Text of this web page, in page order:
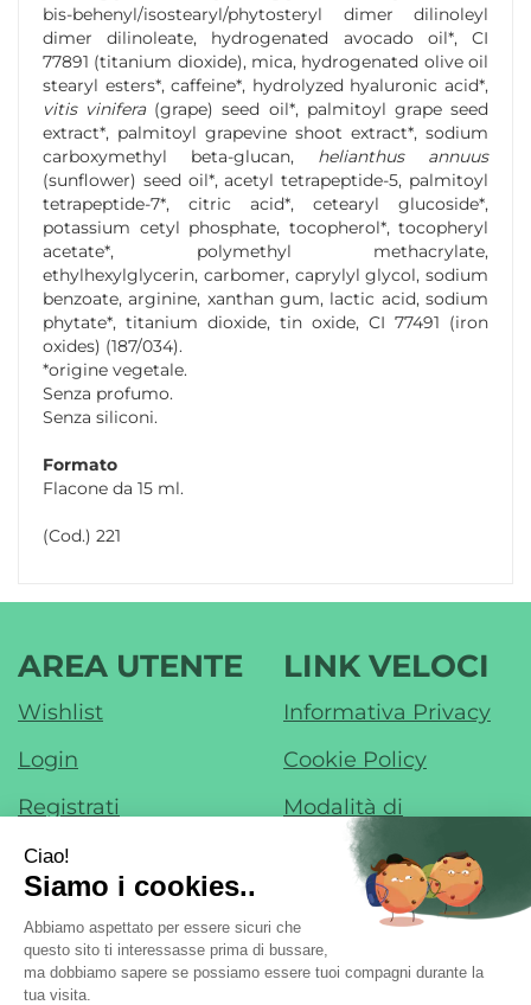
bis-behenyl/isostearyl/phytosteryl dimer dilinoleyl
dimer dilinoleate, hydrogenated avocado oil*, CI
77891 (titanium dioxide), mica, hydrogenated olive oil
stearyl esters*, caffeine*, hydrolyzed hyaluronic acid*,
vitis vinifera(grape) seed oil*, palmitoyl grape seed
extract*, palmitoyl grapevine shoot extract*, sodium
carboxymethyl beta-glucan, helianthus annuus
(sunflower) seed oil*, acetyl tetrapeptide-5, palmitoyl
tetrapeptide-7*, citric acid*, cetearyl glucoside*,
potassium cetyl phosphate, tocopherol*, tocopheryl
acetate*, polymethyl methacrylate,
ethylhexylglycerin, carbomer, caprylyl glycol, sodium
benzoate, arginine, xanthan gum, lactic acid, sodium
phytate*, titanium dioxide, tin oxide, CI 77491 (iron
oxides) (187/034).
*origine vegetale.
Senza profumo.
Senza siliconi.
Formato
Flacone da 15 ml.
(Cod.) 221
AREA UTENTE
Wishlist
Login
Registrati
Contatti
Iscrizione alla
Newsletter
LINK VELOCI
Informativa Privacy
Cookie Policy
Modalità di
Pagamento
Modalità di
Spedizione e Ritiro
Condizioni di Vendita